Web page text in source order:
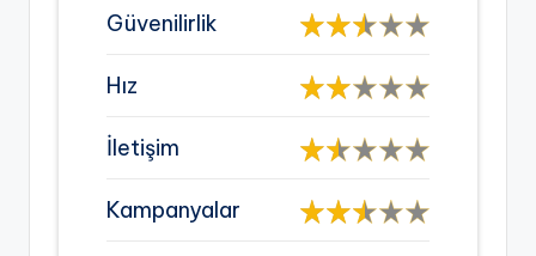
Güvenilirlik
Hız
İletişim
Kampanyalar